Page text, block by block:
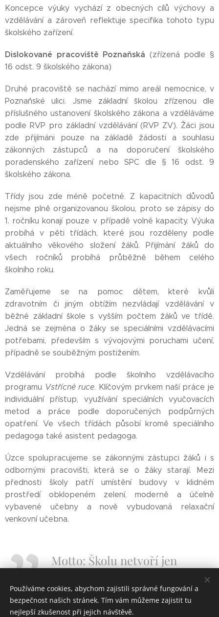
Koncepce výuky vychází z obecných cílů výchovy a
vzdělávání a zároveň reflektuje specifika tohoto typu
školského zařízení.
Dislokované pracoviště Poznaňská (zřízená podle §
16 odst. 9 školského zákona)
Druhé pracoviště se nachází mimo areál nemocnice, v
Poznaňské ulici. Jsme základní školou zřízenou dle
příslušného ustanovení školského zákona a vzděláváme
podle RVP pro základní vzdělávání (RVP ZV). Žáci jsou
zde přijímáni pouze na základě žádosti a souhlasu
zákonných zástupců a na doporučení školského
poradenského zařízení nebo SPC dle § 16 odst. 9
školského zákona.
Třídy jsou zde méně početné. Z kapacitních důvodů
nejsme plně organizovanou školou, proto se zápisy do
1. ročníku konají pouze v případě volné kapacity. Výuka
probíhá v pěti třídách, které jsou rozděleny podle
aktuálního věkového složení žáků. Přijímání žáků do
všech ročníků probíhá průběžně během celého
školního roku.
Zaměřujeme se na pomoc dětem, které kvůli
zdravotním či jiným obtížím nezvládají vzdělávání v
běžné základní škole s vyšším počtem žáků ve třídě.
Jedná se zejména o žáky se speciálními vzdělávacími
potřebami, především s vývojovými poruchami učení,
případně se souběžným postižením.
Vzdělávání probíhá podle školního vzdělávacího
programu Vstřícné ruce. Klíčovým prvkem naší práce je
individuální přístup, využívání speciálních vyučovacích
metod a práce podle doporučených podpůrných
opatření. Ve všech třídách působí kromě speciálního
pedagoga také asistent pedagoga.
Úzce spolupracujeme se zákonnými zástupci žáků i s
odbornými pracovišti, která se o žáky starají. Mezi
přednosti školy patří umístění budovy v klidném
prostředí obklopeném zelení, moderně a účelně
vybavené učebny a nově vybudovaná relaxační
venkovní učebna.
Motto: Školu netvoří jen
vzdělávací program, ale
především lidé.
Používáme cookies, abychom zajistili správné fungování a
bezpečnost našich stránek. Tím vám můžeme zajistit tu
nejlepší zkušenost při jejich návštěvě.